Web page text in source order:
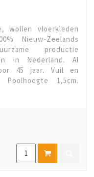
wollen vloerkleden
Nieuw-Zeelands
productie
in Nederland. Al
45 jaar. Vuil en
Poolhoogte 1,5cm.